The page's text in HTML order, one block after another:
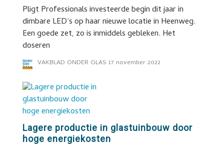
Pligt Professionals investeerde begin dit jaar in
dimbare LED’s op haar nieuwe locatie in Heenweg.
Een goede zet, zo is inmiddels gebleken. Het
doseren
VAKBLAD ONDER GLAS 17 november 2022
Lagere productie in glastuinbouw door
hoge energiekosten